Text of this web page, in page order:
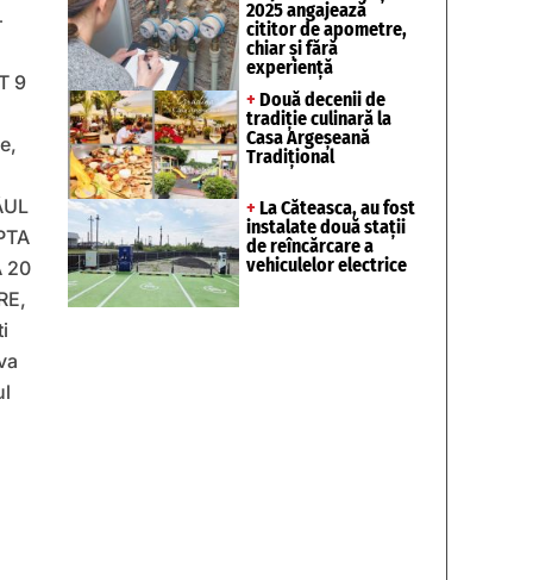
9
20
2025 angajează
cititor de apometre,
chiar și fără
experiență
+ Două decenii de
tradiție culinară la
Casa Argeșeană
Tradițional
+ La Căteasca, au fost
instalate două stații
de reîncărcare a
vehiculelor electrice